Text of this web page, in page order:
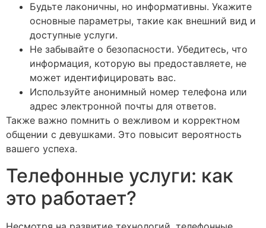
Будьте лаконичны, но информативны. Укажите
основные параметры, такие как внешний вид и
доступные услуги.
Не забывайте о безопасности. Убедитесь, что
информация, которую вы предоставляете, не
может идентифицировать вас.
Используйте анонимный номер телефона или
адрес электронной почты для ответов.
Также важно помнить о вежливом и корректном
общении с девушками. Это повысит вероятность
вашего успеха.
Телефонные услуги: как
это работает?